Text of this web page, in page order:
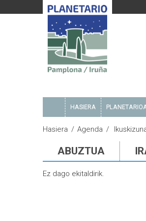
HASIERA
Hasiera Agenda
ABUZTUA
Ez dago ekitaldirik.